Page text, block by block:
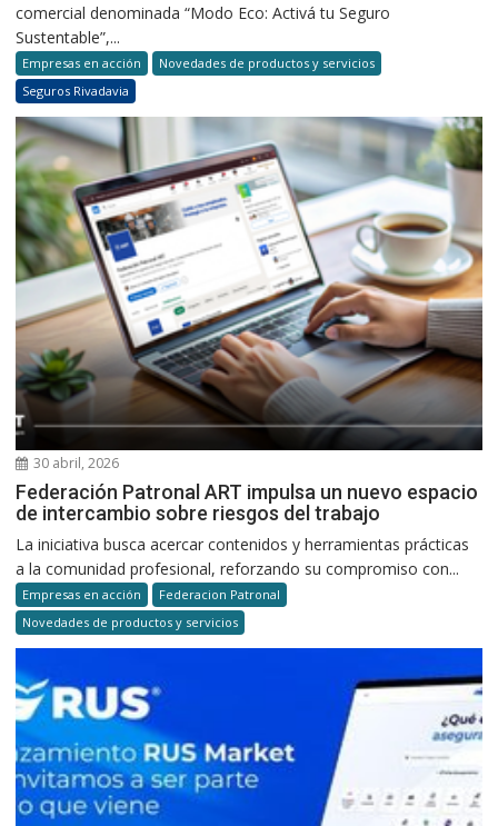
comercial denominada “Modo Eco: Activá tu Seguro
Sustentable”,...
Empresas en acción
Novedades de productos y servicios
Seguros Rivadavia
30 abril, 2026
Federación Patronal ART impulsa un nuevo espacio
de intercambio sobre riesgos del trabajo
La iniciativa busca acercar contenidos y herramientas prácticas
a la comunidad profesional, reforzando su compromiso con...
Empresas en acción
Federacion Patronal
Novedades de productos y servicios